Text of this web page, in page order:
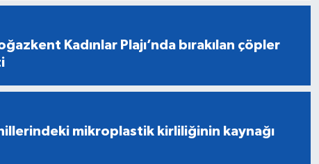
Kadınlar Plajı’nda bırakılan çöpler
mikroplastik kirliliğinin kaynağı